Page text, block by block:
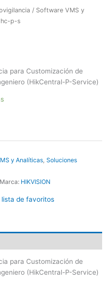
/ Software VMS y
p-s
para Customización de
(HikCentral-P-Service)
y Analíticas, Soluciones
Marca: HIKVISION
lista de favoritos
para Customización de
(HikCentral-P-Service)